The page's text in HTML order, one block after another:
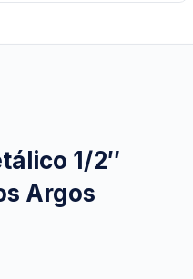
1/2″
Argos